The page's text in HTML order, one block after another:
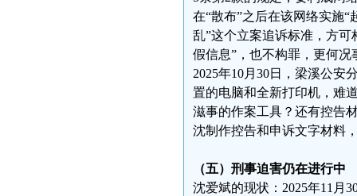
在“散布”之后在该网络实施“
乱”这个立案追诉标准，方
假信息”，也不构罪，更何况
2025年10月30日，梁溪公安
置的电脑和全新打印机，难
滋事的作案工具？还有控告
沈制作控告和申诉文字材料
（五）刑事迫害仍在进行中
沈爱斌的现状：2025年11月